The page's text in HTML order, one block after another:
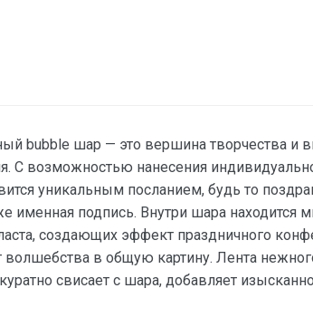
bubble шар — это вершина творчества и
С возможностью нанесения
уникальным посланием, будь то
именная подпись. Внутри шара находится
создающих эффект праздничного
волшебства в общую картину. Лента
свисает с шара, добавляет